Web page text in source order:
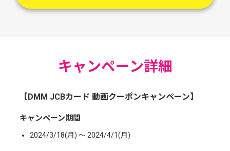
キャンペーン詳細
【DMM JCBカード 動画クーポンキャンペーン】
キャンペーン期間
2024/3/18(月) 〜 2024/4/1(月)